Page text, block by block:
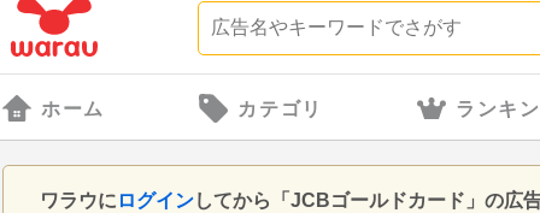
ホーム カテゴリ ランキ
ワラウに ログインしてから「JCBゴールドカード」の広